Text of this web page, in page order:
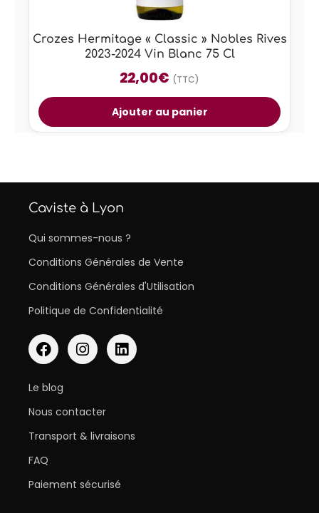
Crozes Hermitage « Classic » Nobles Rives
2023-2024 Vin Blanc 75 Cl
22,00€ (TTC)
Ajouter au panier
Caviste à Lyon
Qui sommes-nous ?
Conditions Générales de Vente
Conditions Générales d'Utilisation
Politique de Confidentialité
Le blog
Nous contacter
Transport & livraisons
FAQ
Paiement sécurisé